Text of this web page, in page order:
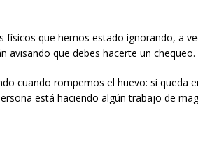
físicos que hemos estado ignorando, a
avisando que debes hacerte un chequeo.
cuando rompemos el huevo: si queda
está haciendo algún trabajo de